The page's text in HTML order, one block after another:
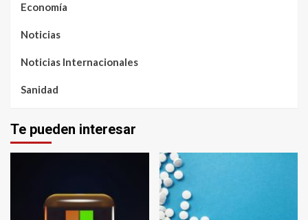
Economía
Noticias
Noticias Internacionales
Sanidad
Te pueden interesar